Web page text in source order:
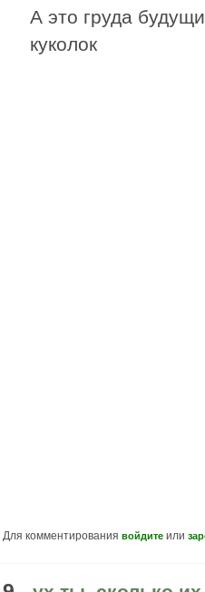
А это груда
куколок
Для комментирования войдите или